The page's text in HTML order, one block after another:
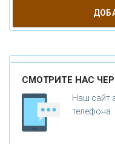
НЕПОЗНАННОЕ
МИСТИКА
РЕЛИГИЯ
РУЖИЕ
СМОТРИТЕ НАС
Наш сайт
телефона.